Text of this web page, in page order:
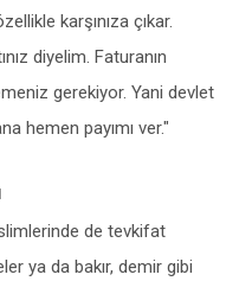
karşınıza çıkar.
diyelim. Faturanın
gerekiyor. Yani devlet
hemen payımı ver."
de tevkifat
ya da bakır, demir gibi